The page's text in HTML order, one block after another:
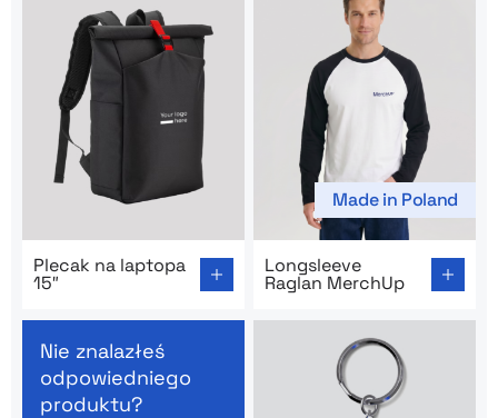
Plecak na laptopa
15″
Made in Poland
Longsleeve
Raglan MerchUp
Nie znalazłeś
odpowiedniego
produktu?